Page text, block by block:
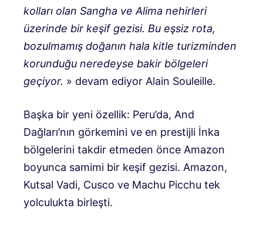
kolları olan Sangha ve Alima nehirleri
üzerinde bir keşif gezisi. Bu eşsiz rota,
bozulmamış doğanın hala kitle turizminden
korunduğu neredeyse bakir bölgeleri
geçiyor. » devam ediyor Alain Souleille.
Başka bir yeni özellik: Peru’da, And
Dağları’nın görkemini ve en prestijli İnka
bölgelerini takdir etmeden önce Amazon
boyunca samimi bir keşif gezisi. Amazon,
Kutsal Vadi, Cusco ve Machu Picchu tek
yolculukta birleşti.